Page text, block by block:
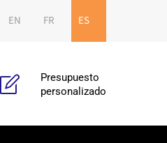
EN FR ES
Presupuesto
personalizado